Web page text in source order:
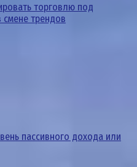
торговлю под
трендов
пассивного дохода или